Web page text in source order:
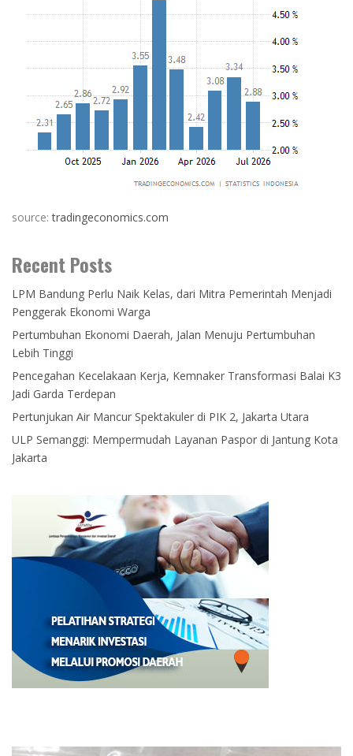
source:tradingeconomics.com
Recent Posts
LPM Bandung Perlu Naik Kelas, dari Mitra Pemerintah Menjadi
Penggerak Ekonomi Warga
Pertumbuhan Ekonomi Daerah, Jalan Menuju Pertumbuhan
Lebih Tinggi
Pencegahan Kecelakaan Kerja, Kemnaker Transformasi Balai K3
Jadi Garda Terdepan
Pertunjukan Air Mancur Spektakuler di PIK 2, Jakarta Utara
ULP Semanggi: Mempermudah Layanan Paspor di Jantung Kota
Jakarta